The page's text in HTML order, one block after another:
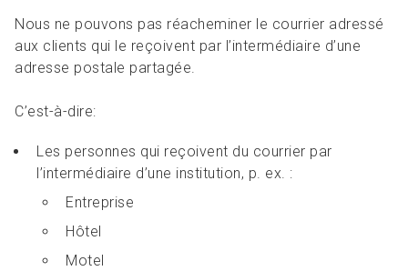
Nous ne pouvons pas réacheminer le courrier adressé
aux clients qui le reçoivent par l’intermédiaire d’une
adresse postale partagée.
C’est-à-dire:
Les personnes qui reçoivent du courrier par
l’intermédiaire d’une institution, p. ex. :
Entreprise
Hôtel
Motel